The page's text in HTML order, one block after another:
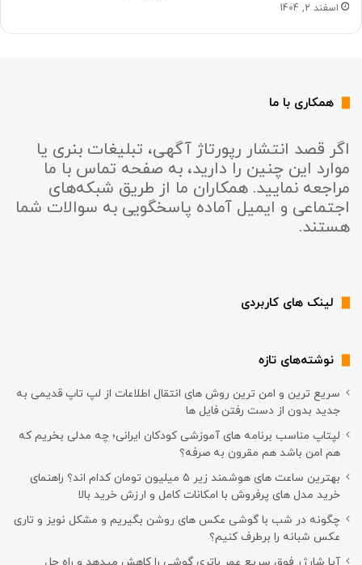
اسفند 2, 1404
همکاری با ما
اگر قصد انتشار رپورتاژ آگهی، تبلیغات بنری یا
موارد این چنین را دارید، به صفحه تماس با ما
مراجعه نمایید. همکاران ما از طریق شبکه‌های
اجتماعی و ایمیل آماده پاسخگویی به سوالات شما
هستند.
لینک های کاربردی
نوشته‌های تازه
سریع ترین و امن ترین روش های انتقال اطلاعات از لپ تاپ قدیمی به
جدید بدون از دست رفتن فایل ها
لپتاپ مناسب برنامه های آموزشی کودکان ایرانی؛ چه مدلی بخریم که
هم امن باشد هم مقرون به صرفه؟
بهترین ساعت های هوشمند زیر ۵ میلیون تومان کدام اند؟ راهنمای
خرید مدل های پرفروش با امکانات کامل و ارزش خرید بالا
چگونه در شب با گوشی عکس های روشن بگیریم و مشکل نویز و تاری
عکس شبانه را برطرف کنیم؟
آیا شارژر فوق سریع عمر باتری گوشی را کاهش میدهد و راه حل